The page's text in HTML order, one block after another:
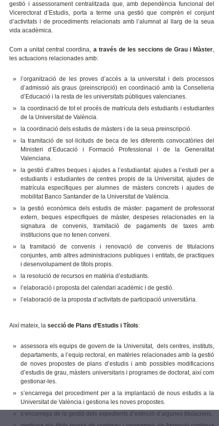
gestió i assessorament centralitzada que, amb dependència funcional del
Vicerectorat d’Estudis, porta a terme una gestió que comprèn el conjunt
d’activitats i de procediments relacionats amb l’alumnat al llarg de la seua
vida acadèmica.
Com a unitat central coordina, a través de les seccions de Grau i Màster,
les actuacions relacionades amb:
l’organització de les proves d’accés a la universitat i dels processos
d’admissió als graus (preinscripció) en coordinació amb la Conselleria
d’Educació i la resta de les universitats públiques valencianes.
la coordinació de tot el procés de matrícula dels estudiants i estudiantes
de la Universitat de València.
la coordinació dels estudis de màsters i de la seua preinscripció.
la tramitació de sol·licituds de beca de les diferents convocatòries del
Ministeri d’Educació i Formació Professional i de la Generalitat
Valenciana.
la gestió d’altres beques i ajudes a l’estudiantat: ajudes a l’estudi per a
estudiants i estudiantes de centres propis de la Universitat, ajudes de
matrícula especifiques per alumnes de màsters concrets i ajudes de
mobilitat Banco Santander de la Universitat de València.
la gestió econòmica dels estudis de màster: pagament de professorat
extern, beques especifiques de màster, despeses relacionades en la
signatura de convenis, tramitació de pagaments de taxes amb
institucions que no tenen conveni.
la tramitació de convenis i renovació de convenis de titulacions
conjuntes, amb altres administracions publiques i entitats, de practiques
i desenvolupament de títols propis.
la resolució de recursos en matèria d’estudiants.
l’elaboració i proposta del calendari acadèmic i de gestió.
l’elaboració de la proposta d’activitats de participació universitària.
Així mateix, lasecció de Plans d’Estudis i Títols:
assessora els equips de govern de la Universitat, dels centres, instituts,
departaments, a l’equip rectoral, en matèries relacionades amb la gestió
de noves propostes de plans d’estudis i amb possibles modificacions
d’estudis de grau, màsters universitaris i programes de doctorat, així com
gestionar-les.
s’encarrega del procediment per a la implantació de nous estudis a la
Universitat de València i gestiona les noves propostes.
s’encarrega de la gestió dels expedients d’extinció d’algunes titulacions.